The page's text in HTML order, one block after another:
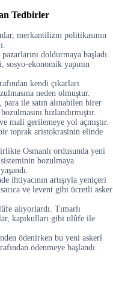
Tedbirler
merkantilizm politikasının
doldurmaya başladı.
sosyo-ekonomik yapının
kendi çıkarları
neden olmuştur.
ile satın alınabilen birer
hızlandırmıştır.
mali gerilemeye yol açmıştır.
toprak aristokrasinin elinde
Osmanlı ordusunda yeni
bozulmaya
ihtiyacının artışıyla yeniçeri
sarıca ve levent gibi ücretli asker
alıyorlardı. Tımarlı
kapıkulları gibi ulûfe ile
ödenirken bu yeni askerî
ödenmeye başlandı.